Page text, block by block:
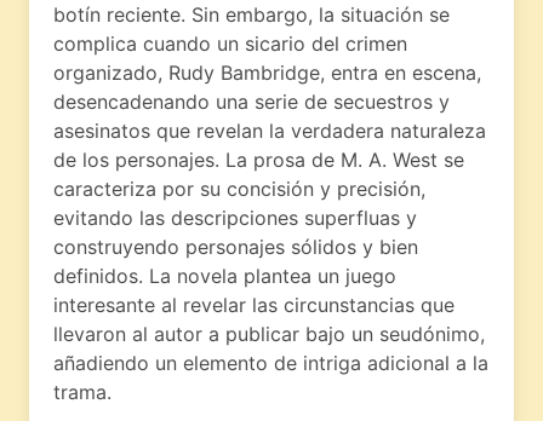
botín reciente. Sin embargo, la situación se
complica cuando un sicario del crimen
organizado, Rudy Bambridge, entra en escena,
desencadenando una serie de secuestros y
asesinatos que revelan la verdadera naturaleza
de los personajes. La prosa de M. A. West se
caracteriza por su concisión y precisión,
evitando las descripciones superfluas y
construyendo personajes sólidos y bien
definidos. La novela plantea un juego
interesante al revelar las circunstancias que
llevaron al autor a publicar bajo un seudónimo,
añadiendo un elemento de intriga adicional a la
trama.